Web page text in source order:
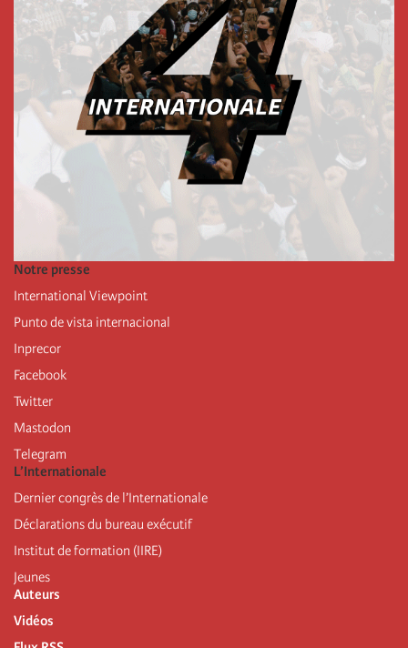
Notre presse
International Viewpoint
Punto de vista internacional
Inprecor
Facebook
Twitter
Mastodon
Telegram
L’Internationale
Dernier congrès de l’Internationale
Déclarations du bureau exécutif
Institut de formation (IIRE)
Jeunes
Auteurs
Vidéos